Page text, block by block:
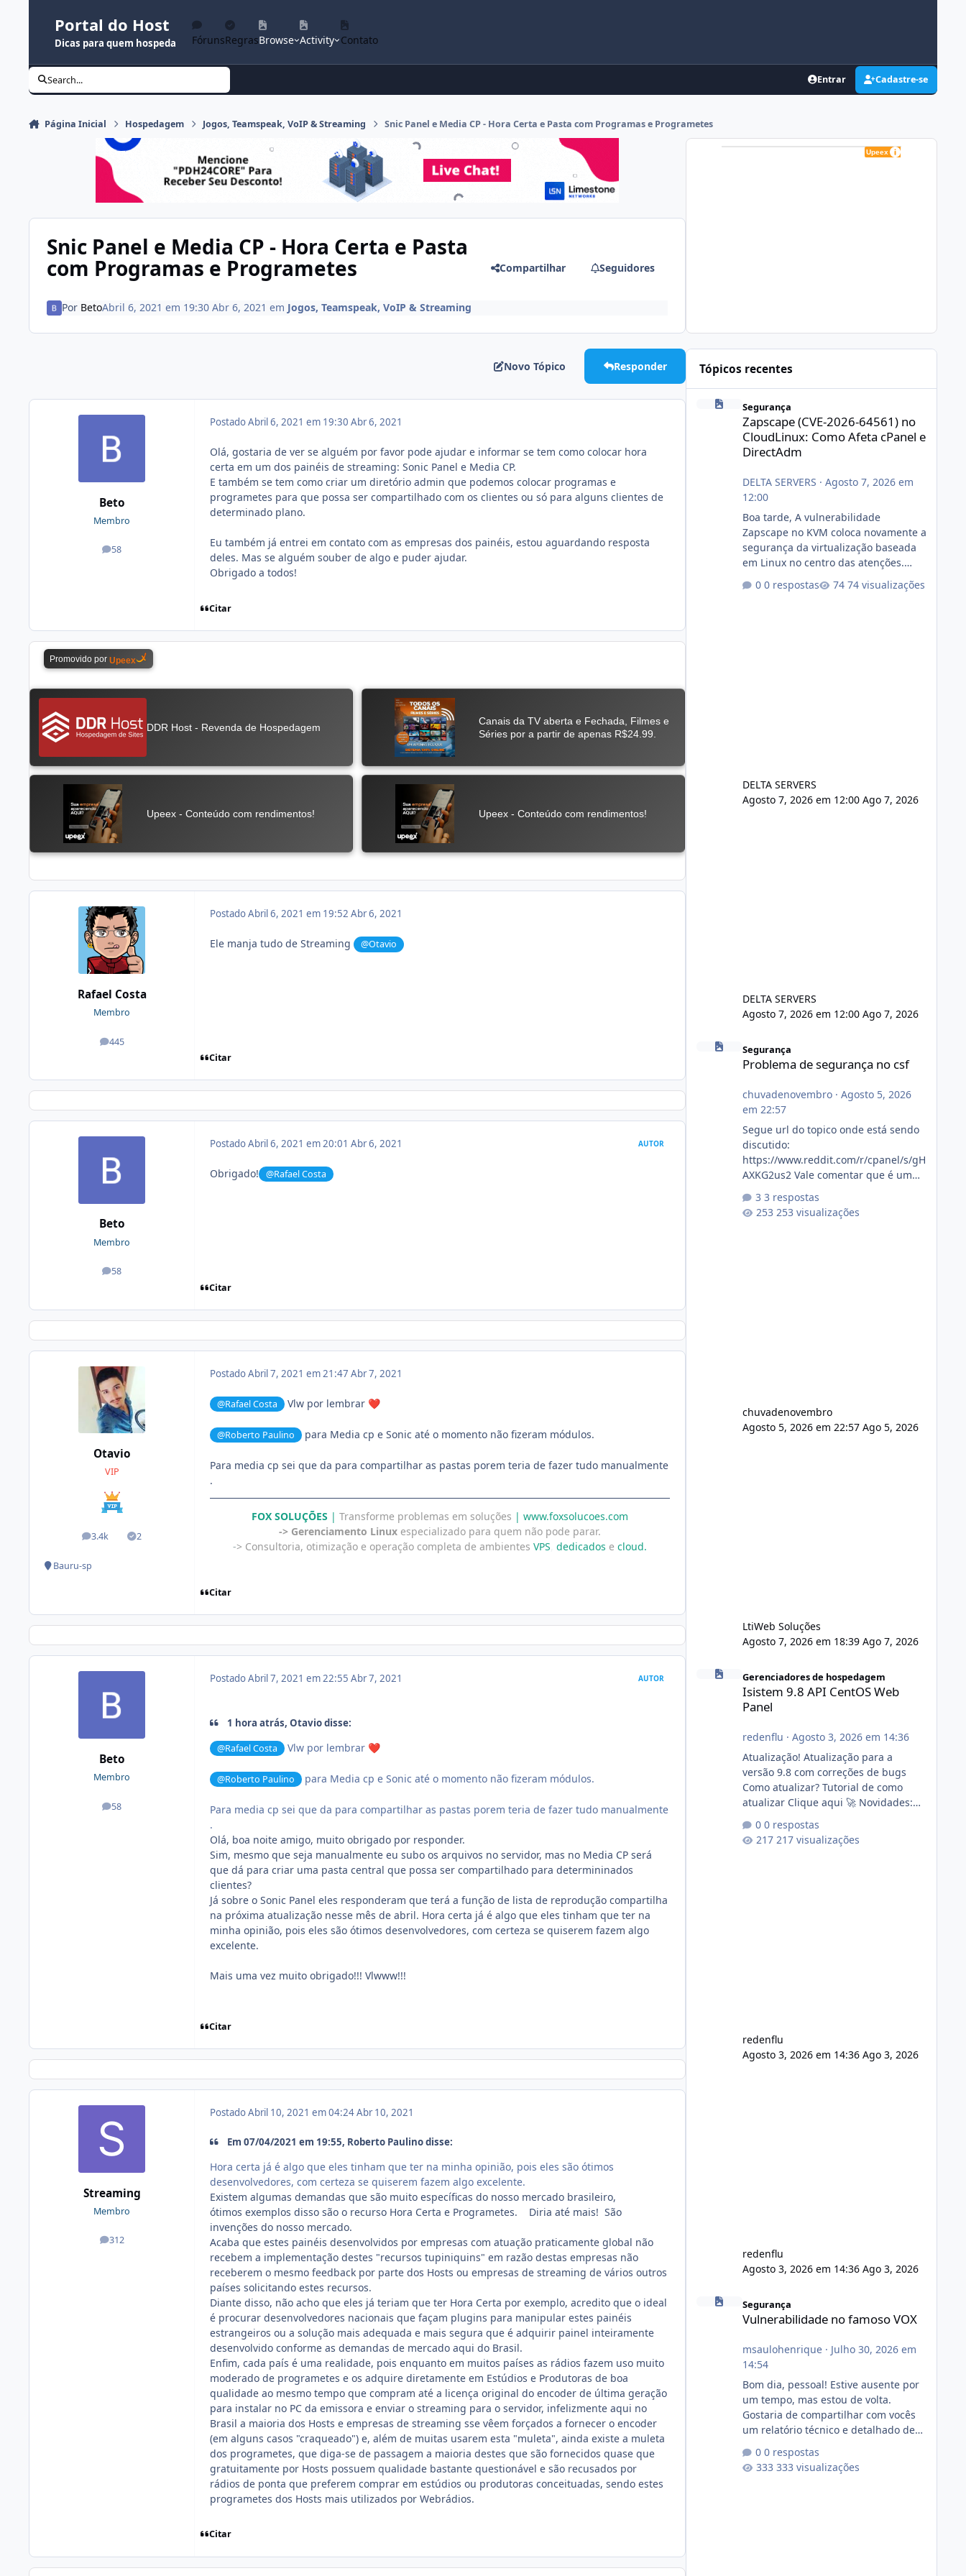
Portal do Host
Dicas para quem hospeda FórunsRegrasBrowse Activity Contato
Search... Entrar Cadastre-se
Página Inicial Hospedagem Jogos, Teamspeak, VoIP & Streaming Snic Panel e Media CP - Hora Certa e Pasta com Programas e Programetes
Snic Panel e Media CP - Hora Certa e Pasta
com Programas e Programetes Compartilhar Seguidores
Por BetoAbril 6, 2021 em 19:30 Abr 6, 2021 em Jogos, Teamspeak, VoIP & Streaming
Novo Tópico Responder
Beto
Membro
58
posts
PostadoAbril 6, 2021 em 19:30 Abr 6, 2021
Olá, gostaria de ver se alguém por favor pode ajudar e informar se tem como colocar hora
certa em um dos painéis de streaming: Sonic Panel e Media CP.
E também se tem como criar um diretório admin que podemos colocar programas e
programetes para que possa ser compartilhado com os clientes ou só para alguns clientes de
determinado plano.
Eu também já entrei em contato com as empresas dos painéis, estou aguardando resposta
deles. Mas se alguém souber de algo e puder ajudar.
Obrigado a todos!
Citar
Rafael Costa
Membro
445
posts
PostadoAbril 6, 2021 em 19:52 Abr 6, 2021
Ele manja tudo de Streaming @Otavio
Citar
Beto
Membro
58
posts
PostadoAbril 6, 2021 em 20:01 Abr 6, 2021 AUTOR
Obrigado! @Rafael Costa
Citar
Otavio
VIP
3.4k
posts 2
Soluções
Bauru-sp
PostadoAbril 7, 2021 em 21:47 Abr 7, 2021
@Rafael Costa Vlw por lembrar ❤️
@Roberto Paulino para Media cp e Sonic até o momento não fizeram módulos.
Para media cp sei que da para compartilhar as pastas porem teria de fazer tudo manualmente
.
FOX SOLUÇÕES | Transforme problemas em soluções | www.foxsolucoes.com
-> Gerenciamento Linuxespecializado para quem não pode parar.
-> Consultoria, otimização e operação completa de ambientes VPS dedicados e cloud.
Citar
Beto
Membro
58
posts
PostadoAbril 7, 2021 em 22:55 Abr 7, 2021 AUTOR
1 hora atrás, Otavio disse:
@Rafael Costa Vlw por lembrar ❤️
@Roberto Paulino para Media cp e Sonic até o momento não fizeram módulos.
Para media cp sei que da para compartilhar as pastas porem teria de fazer tudo manualmente
.
Olá, boa noite amigo, muito obrigado por responder.
Sim, mesmo que seja manualmente eu subo os arquivos no servidor, mas no Media CP será
que dá para criar uma pasta central que possa ser compartilhado para determininados
clientes?
Já sobre o Sonic Panel eles responderam que terá a função de lista de reprodução compartilha
na próxima atualização nesse mês de abril. Hora certa já é algo que eles tinham que ter na
minha opinião, pois eles são ótimos desenvolvedores, com certeza se quiserem fazem algo
excelente.
Mais uma vez muito obrigado!!! Vlwww!!!
Citar
Streaming
Membro
312
posts
PostadoAbril 10, 2021 em 04:24Abr 10, 2021
Em 07/04/2021 em 19:55, Roberto Paulino disse:
Hora certa já é algo que eles tinham que ter na minha opinião, pois eles são ótimos
desenvolvedores, com certeza se quiserem fazem algo excelente.
Existem algumas demandas que são muito específicas do nosso mercado brasileiro,
ótimos exemplos disso são o recurso Hora Certa e Programetes. Diria até mais! São
invenções do nosso mercado.
Acaba que estes painéis desenvolvidos por empresas com atuação praticamente global não
recebem a implementação destes "recursos tupiniquins" em razão destas empresas não
receberem o mesmo feedback por parte dos Hosts ou empresas de streaming de vários outros
países solicitando estes recursos.
Diante disso, não acho que eles já teriam que ter Hora Certa por exemplo, acredito que o ideal
é procurar desenvolvedores nacionais que façam plugins para manipular estes painéis
estrangeiros ou a solução mais adequada e mais segura que é adquirir painel inteiramente
desenvolvido conforme as demandas de mercado aqui do Brasil.
Enfim, cada país é uma realidade, pois enquanto em muitos países as rádios fazem uso muito
moderado de programetes e os adquire diretamente em Estúdios e Produtoras de boa
qualidade ao mesmo tempo que compram até a licença original do encoder de última geração
para instalar no PC da emissora e enviar o streaming para o servidor, infelizmente aqui no
Brasil a maioria dos Hosts e empresas de streaming sse vêem forçados a fornecer o encoder
(em alguns casos "craqueado") e, além de muitas usarem esta "muleta", ainda existe a muleta
dos programetes, que diga-se de passagem a maioria destes que são fornecidos quase que
gratuitamente por Hosts possuem qualidade bastante questionável e são recusados por
rádios de ponta que preferem comprar em estúdios ou produtoras conceituadas, sendo estes
programetes dos Hosts mais utilizados por Webrádios.
Citar
Tópicos recentes
Zapscape (CVE-2026-64561) no CloudLinux: Como Afeta
Segurança
Zapscape (CVE-2026-64561) no
CloudLinux: Como Afeta cPanel e
DirectAdm
DELTA SERVERS · Agosto 7, 2026 em
12:00
Boa tarde, A vulnerabilidade
Zapscape no KVM coloca novamente a
segurança da virtualização baseada
em Linux no centro das atenções.
https://cloudlinux.statuspage.io/incid
ents/dlrxjx23zz5f Criamos uma breve
0 respostas 74 visualizações
DELTA SERVERS
Agosto 7, 2026 em 12:00 Ago 7, 2026
DELTA SERVERS
Agosto 7, 2026 em 12:00 Ago 7, 2026
Problema de segurança no csf
Segurança
Problema de segurança no csf
chuvadenovembro· Agosto 5, 2026
em 22:57
Segue url do topico onde está sendo
discutido:
https://www.reddit.com/r/cpanel/s/gH
AXKG2us2 Vale comentar que é um
pegada no da.
3 respostas
253 visualizações
chuvadenovembro
Agosto 5, 2026 em 22:57 Ago 5, 2026
LtiWeb Soluções
Agosto 7, 2026 em 18:39 Ago 7, 2026
Isistem 9.8 API CentOS Web Panel
Gerenciadores de hospedagem
Isistem 9.8 API CentOS Web
Panel
redenflu · Agosto 3, 2026 em 14:36
Atualização! Atualização para a
versão 9.8 com correções de bugs
Como atualizar? Tutorial de como
atualizar Clique aqui 🚀 Novidades:
publico para consulta de sub.dominio
autorizado a usasr o isistem:
0 respostas
217 visualizações
redenflu
Agosto 3, 2026 em 14:36 Ago 3, 2026
redenflu
Agosto 3, 2026 em 14:36 Ago 3, 2026
Vulnerabilidade no famoso VOX
Segurança
Vulnerabilidade no famoso VOX
msaulohenrique· Julho 30, 2026 em
14:54
Bom dia, pessoal! Estive ausente por
um tempo, mas estou de volta.
Gostaria de compartilhar com vocês
um relatório técnico e detalhado de
conformidade referente
ao VOXPANEL (versão atualmente em
0 respostas
333 visualizações